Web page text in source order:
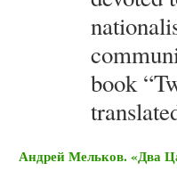
book
Андрей Мельков. «Два